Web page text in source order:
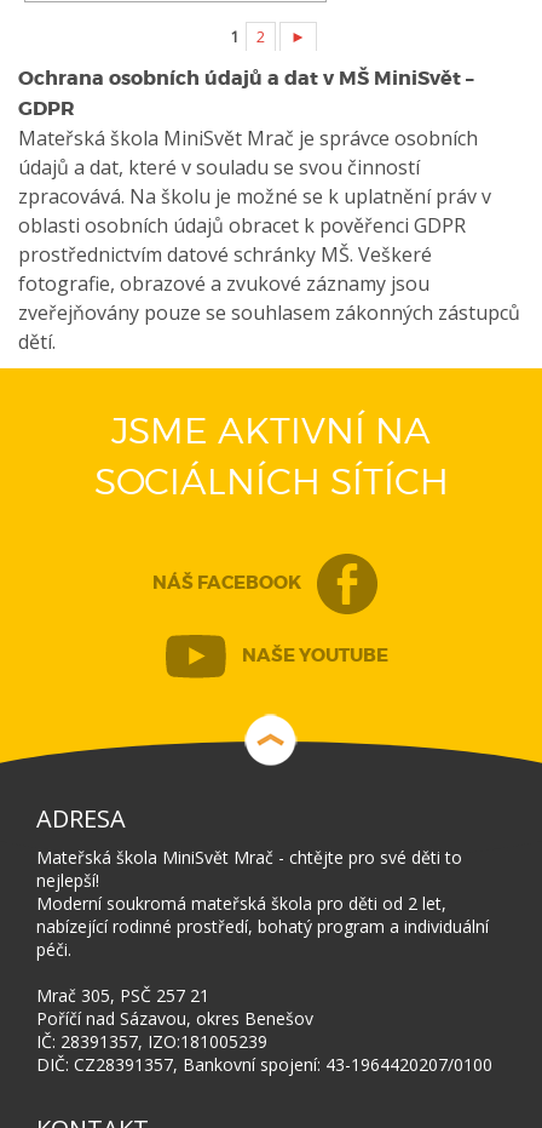
1 2 ►
Ochrana osobních údajů a dat v MŠ MiniSvět –
GDPR
Mateřská škola MiniSvět Mrač je správce osobních
údajů a dat, které v souladu se svou činností
zpracovává. Na školu je možné se k uplatnění práv v
oblasti osobních údajů obracet k pověřenci GDPR
prostřednictvím datové schránky MŠ. Veškeré
fotografie, obrazové a zvukové záznamy jsou
zveřejňovány pouze se souhlasem zákonných zástupců
dětí.
JSME AKTIVNÍ NA
SOCIÁLNÍCH SÍTÍCH
NÁŠ FACEBOOK
NAŠE YOUTUBE
ADRESA
Mateřská škola MiniSvět Mrač - chtějte pro své děti to
nejlepší!
Moderní soukromá mateřská škola pro děti od 2 let,
nabízející rodinné prostředí, bohatý program a individuální
péči.
Mrač 305, PSČ 257 21
Poříčí nad Sázavou, okres Benešov
IČ: 28391357, IZO:181005239
DIČ: CZ28391357, Bankovní spojení: 43-1964420207/0100